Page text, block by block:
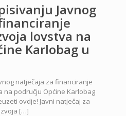
Javnog
lovstva na
Karlobag u
natječaja za financiranje
na području Općine Karlobag
ovdje! Javni natječaj za
[…]